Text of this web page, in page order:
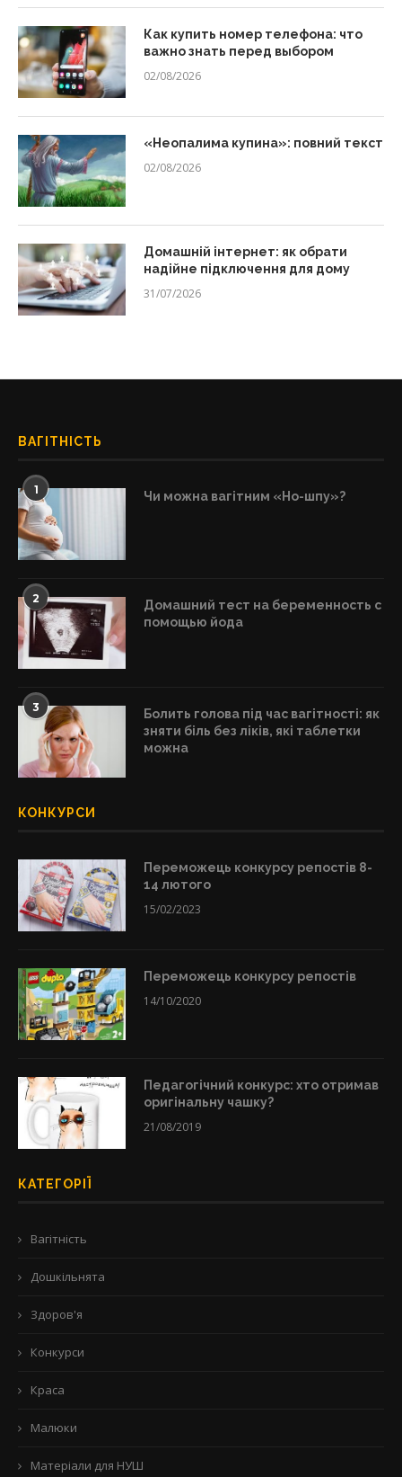
Как купить номер телефона: что
важно знать перед выбором
02/08/2026
«Неопалима купина»: повний текст
02/08/2026
Домашній інтернет: як обрати
надійне підключення для дому
31/07/2026
ВАГІТНІСТЬ
1 Чи можна вагітним «Но-шпу»?
2
Домашний тест на беременность с
помощью йода
3
Болить голова під час вагітності: як
зняти біль без ліків, які таблетки
можна
КОНКУРСИ
Переможець конкурсу репостів 8-
14 лютого
15/02/2023
Переможець конкурсу репостів
14/10/2020
Педагогічний конкурс: хто отримав
оригінальну чашку?
21/08/2019
КАТЕГОРІЇ
Вагітність
Дошкільнята
Здоров'я
Конкурси
Краса
Малюки
Матеріали для НУШ